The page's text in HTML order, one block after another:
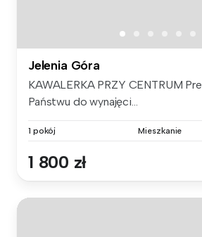
Jelenia Góra
KAWALERKA PRZY CENTRUM
Państwu do wynajęci...
1 pokój Mieszkanie
1 800 zł